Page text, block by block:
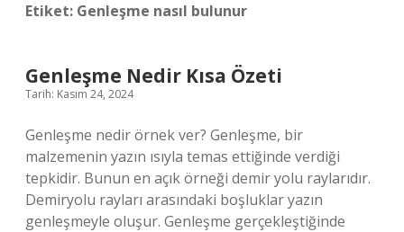
Etiket: Genleşme nasıl bulunur
Genleşme Nedir Kısa Özeti
Tarih: Kasım 24, 2024
Genleşme nedir örnek ver? Genleşme, bir
malzemenin yazın ısıyla temas ettiğinde verdiği
tepkidir. Bunun en açık örneği demir yolu raylarıdır.
Demiryolu rayları arasındaki boşluklar yazın
genleşmeyle oluşur. Genleşme gerçekleştiğinde